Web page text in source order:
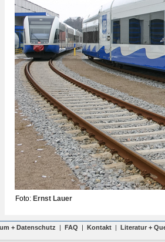
Foto: Ernst Lauer
+ Datenschutz | FAQ | Kontakt | Literatur +